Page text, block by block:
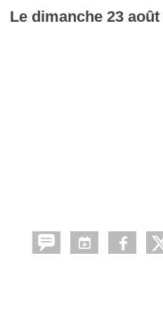
Le dimanche 23 août